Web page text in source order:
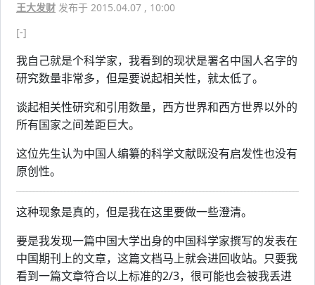
王大发财 发布于 2015.04.07 , 10:00
[-]
我自己就是个科学家，我看到的现状是署名中国人名字的
研究数量非常多，但是要说起相关性，就太低了。
谈起相关性研究和引用数量，西方世界和西方世界以外的
所有国家之间差距巨大。
这位先生认为中国人编纂的科学文献既没有启发性也没有
原创性。
这种现象是真的，但是我在这里要做一些澄清。
要是我发现一篇中国大学出身的中国科学家撰写的发表在
中国期刊上的文章，这篇文档马上就会进回收站。只要我
看到一篇文章符合以上标准的2/3，很可能也会被我丢进